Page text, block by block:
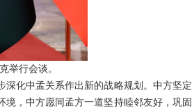
举行会谈。
化中孟关系作出新的战略规划。中方坚定
，中方愿同孟方一道坚持睦邻友好，巩固